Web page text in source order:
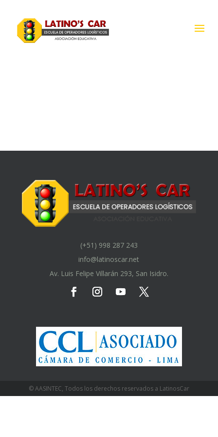
(+51) 998 287 243
info@latinoscar.net
Av. Luis Felipe Villarán 293, San Isidro.
© AASINTEC, Todos los derechos reservados a LatinosCar